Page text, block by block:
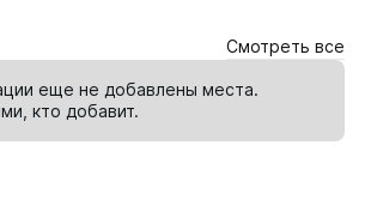
Смотреть все
еще не добавлены места.
кто добавит.